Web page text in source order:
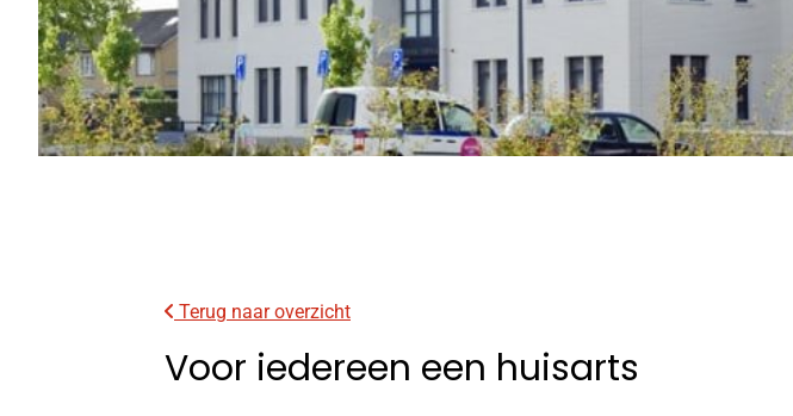
Terug naar overzicht
Voor iedereen een huisarts